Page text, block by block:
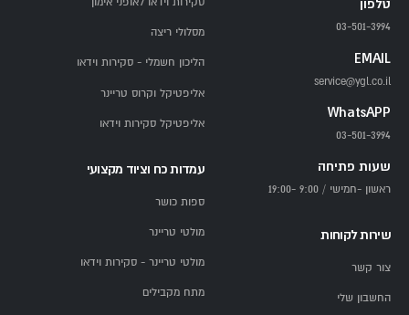
טלפון
03-501-3994
EMAIL
service@ygl.co.il
WhatsAPP
03-501-3994
שעות פתיחה
ראשון -חמישי / 9:00 -19:00
שירות לקוחות
צור קשר
החשבון שלי
מסלולי ריצה
הליכון חשמלי - סקירות וידאו
אליפטיקל וקרוס טריינר
אליפטיקל סקירות וידאו
עמדות כח וציוד מקצועי
ספות כושר
מולטי טריינר
מולטי טריינר - סקירות וידאו
מתח מקבילים